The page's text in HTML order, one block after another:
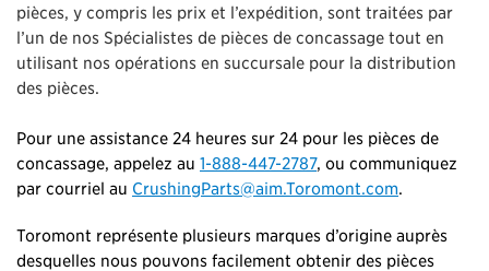
pièces, y compris les prix et l’expédition, sont traitées par
l’un de nos Spécialistes de pièces de concassage tout en
utilisant nos opérations en succursale pour la distribution
des pièces.
Pour une assistance 24 heures sur 24 pour les pièces de
concassage, appelez au 1-888-447-2787, ou communiquez
par courriel au CrushingParts@aim.Toromont.com.
Toromont représente plusieurs marques d’origine auprès
desquelles nous pouvons facilement obtenir des pièces